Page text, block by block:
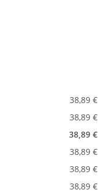
38,89 €
38,89 €
38,89 €
38,89 €
38,89 €
38,89 €